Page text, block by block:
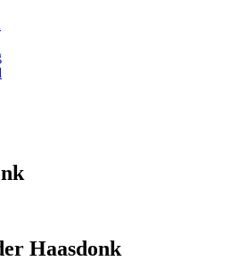
Haasdonk